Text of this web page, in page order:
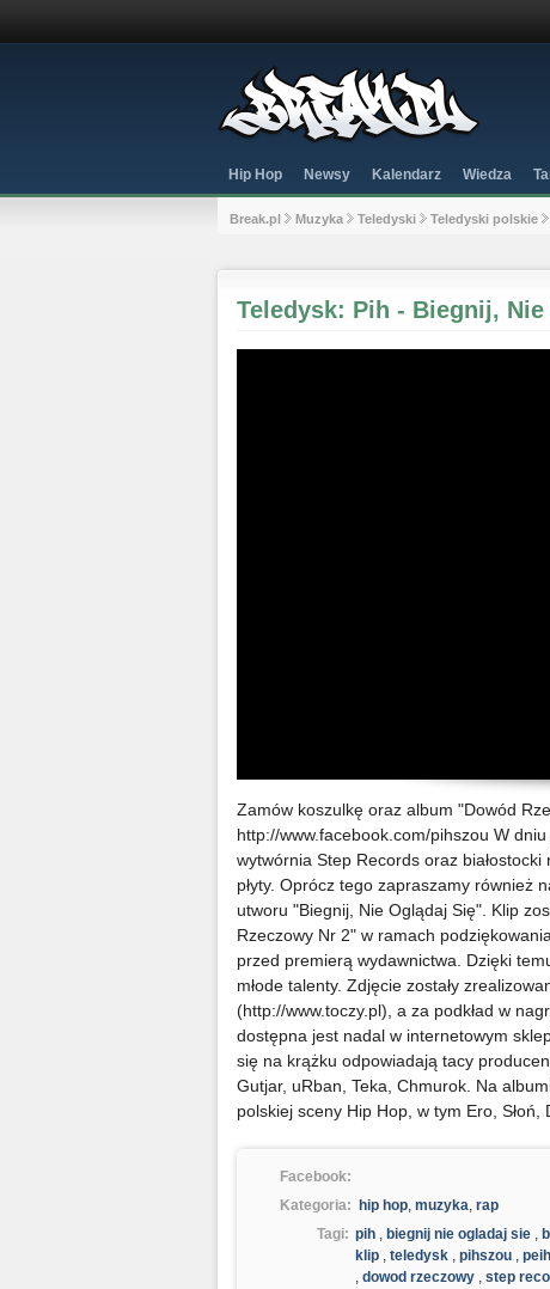
Hip Hop Newsy Kalendarz Wiedza
Break.pl Muzyka Teledyski Teledyski polskie
Teledysk: Pih - Biegnij,
Zamów koszulkę oraz album "Dowód
http://www.facebook.com/pihszou W
wytwórnia Step Records oraz białostocki
płyty. Oprócz tego zapraszamy również
utworu "Biegnij, Nie Oglądaj Się". Klip
Rzeczowy Nr 2" w ramach
przed premierą wydawnictwa. Dzięki
młode talenty. Zdjęcie zostały
(http://www.toczy.pl), a za podkład w
dostępna jest nadal w internetowym
się na krążku odpowiadają tacy
Gutjar, uRban, Teka, Chmurok. Na
polskiej sceny Hip Hop, w tym Ero,
Facebook:
Kategoria:
hip hop, muzyka, rap
Tagi: pih , biegnij nie ogladaj sie ,
klip , teledysk , pihszou ,
, dowod rzeczowy , step